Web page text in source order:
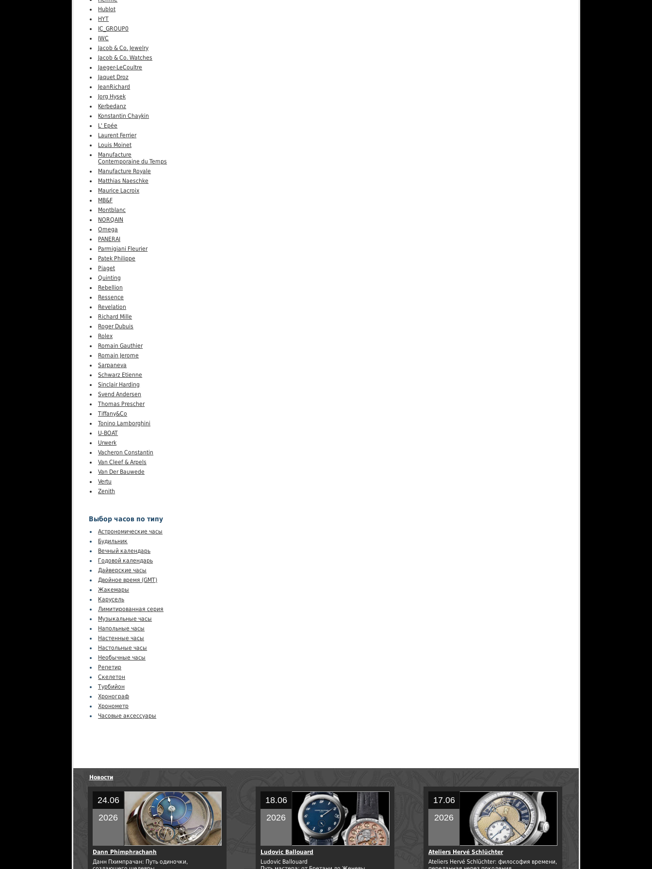
Hublot
HYT
IC_GROUP0
IWC
Jacob & Co. Jewelry
Jacob & Co. Watches
Jaeger-LeCoultre
Jaquet Droz
JeanRichard
Jorg Hysek
Kerbedanz
Konstantin Chaykin
L' Epée
Laurent Ferrier
Louis Moinet
Manufacture
Contemporaine du Temps
Manufacture Royale
Matthias Naeschke
Maurice Lacroix
MB&F
Montblanc
NORQAIN
Omega
PANERAI
Parmigiani Fleurier
Patek Philippe
Piaget
Quinting
Rebellion
Ressence
Revelation
Richard Mille
Roger Dubuis
Rolex
Romain Gauthier
Romain Jerome
Sarpaneva
Schwarz Etienne
Sinclair Harding
Svend Andersen
Thomas Prescher
Tiffany&Co
Tonino Lamborghini
U-BOAT
Urwerk
Vacheron Constantin
Van Cleef & Arpels
Van Der Bauwede
Vertu
Zenith
Выбор часов по типу
Астрономические часы
Будильник
Вечный календарь
Годовой календарь
Дайверские часы
Двойное время (GMT)
Жакемары
Карусель
Лимитированная серия
Музыкальные часы
Напольные часы
Настенные часы
Настольные часы
Необычные часы
Репетир
Скелетон
Турбийон
Хронограф
Хронометр
Часовые аксессуары
Новости
24.06
2026
Dann Phimphrachanh
Данн Пхимпрачан: Путь одиночки,
18.06
2026
Ludovic Ballouard
Ludovic Ballouard
17.06
2026
Ateliers Hervé Schlüchter
Ateliers Hervé Schlüchter: философия времени,